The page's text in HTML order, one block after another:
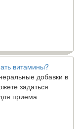
витамины?
добавки в
задаться
приема